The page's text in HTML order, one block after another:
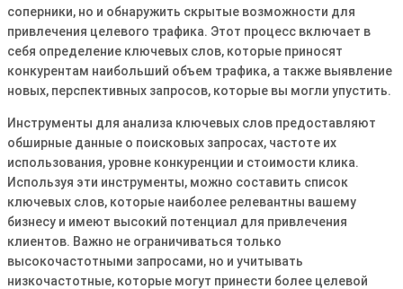
соперники, но и обнаружить скрытые возможности для
привлечения целевого трафика. Этот процесс включает в
себя определение ключевых слов, которые приносят
конкурентам наибольший объем трафика, а также выявление
новых, перспективных запросов, которые вы могли упустить.
Инструменты для анализа ключевых слов предоставляют
обширные данные о поисковых запросах, частоте их
использования, уровне конкуренции и стоимости клика.
Используя эти инструменты, можно составить список
ключевых слов, которые наиболее релевантны вашему
бизнесу и имеют высокий потенциал для привлечения
клиентов. Важно не ограничиваться только
высокочастотными запросами, но и учитывать
низкочастотные, которые могут принести более целевой